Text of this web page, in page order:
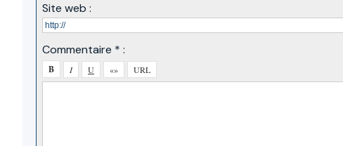
Site web :
Commentaire * :